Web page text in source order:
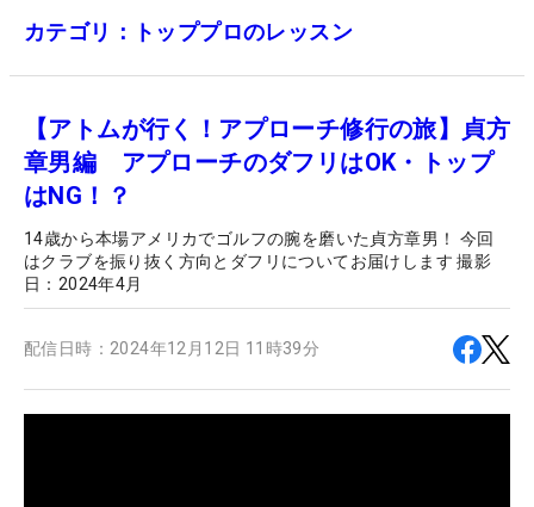
カテゴリ：トッププロのレッスン
【アトムが行く！アプローチ修行の旅】貞方
章男編 アプローチのダフリはOK・トップ
はNG！？
14歳から本場アメリカでゴルフの腕を磨いた貞方章男！ 今回
はクラブを振り抜く方向とダフリについてお届けします 撮影
日：2024年4月
配信日時： 2024年12月12日 11時39分